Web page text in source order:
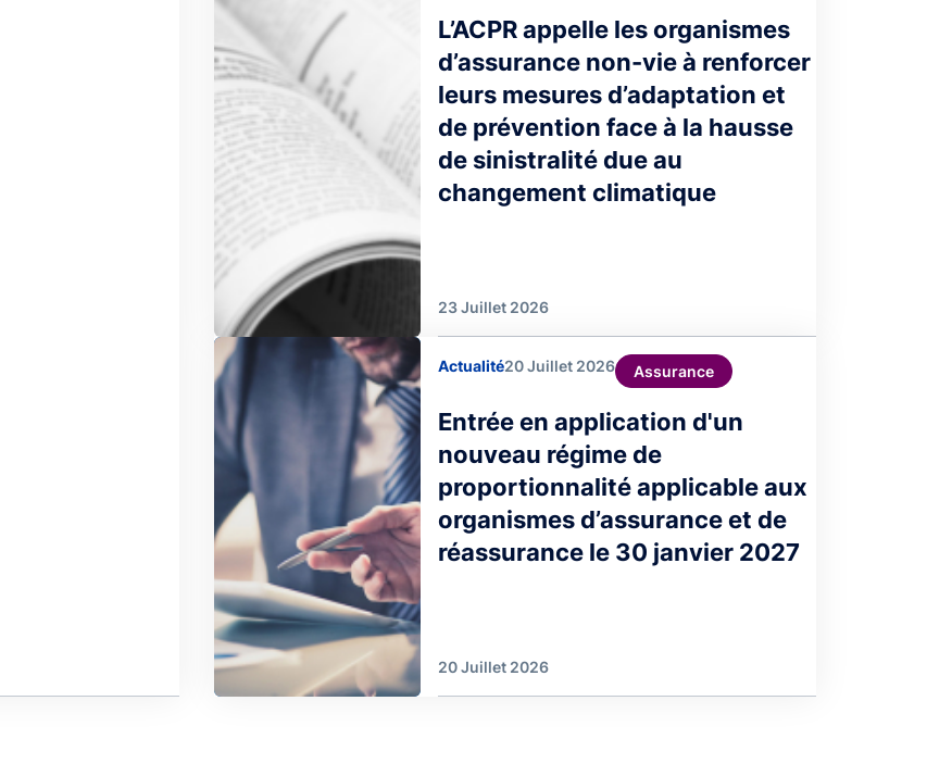
L’ACPR appelle les organismes
d’assurance non-vie à renforcer
leurs mesures d’adaptation et
de prévention face à la hausse
de sinistralité due au
changement climatique
23 Juillet 2026
Image
Actualité20 Juillet 2026 Assurance
Entrée en application d'un
nouveau régime de
proportionnalité applicable aux
organismes d’assurance et de
réassurance le 30 janvier 2027
20 Juillet 2026